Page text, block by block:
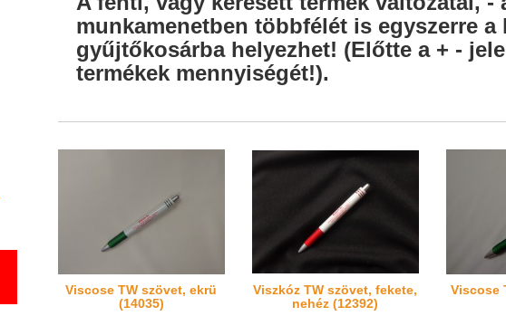
munkamenetben többfélét is egyszerre
gyűjtőkosárba helyezhet! (Előtte a + -
termékek mennyiségét!).
Viscose TW szövet, ekrü
(14035)
Viszkóz TW szövet, fekete,
nehéz (12392)
Viscose